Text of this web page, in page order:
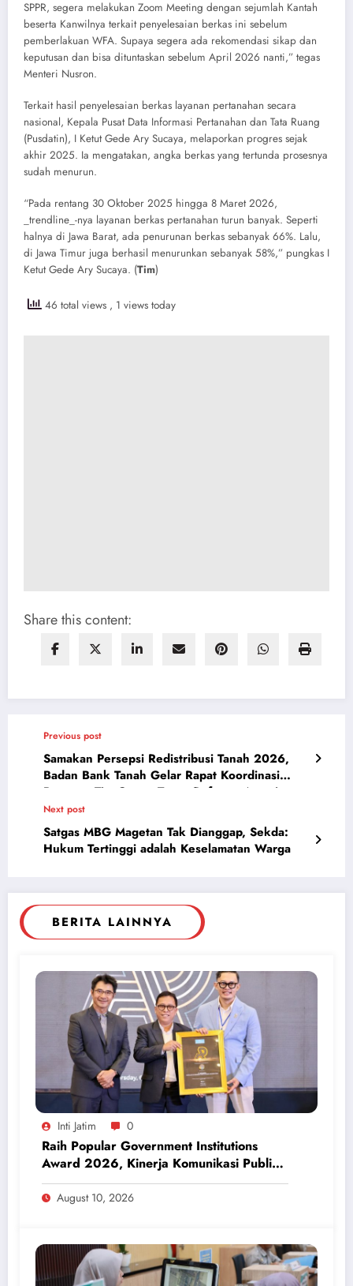
SPPR, segera melakukan Zoom Meeting dengan sejumlah Kantah
beserta Kanwilnya terkait penyelesaian berkas ini sebelum
pemberlakuan WFA. Supaya segera ada rekomendasi sikap dan
keputusan dan bisa dituntaskan sebelum April 2026 nanti,” tegas
Menteri Nusron.
Terkait hasil penyelesaian berkas layanan pertanahan secara
nasional, Kepala Pusat Data Informasi Pertanahan dan Tata Ruang
(Pusdatin), I Ketut Gede Ary Sucaya, melaporkan progres sejak
akhir 2025. Ia mengatakan, angka berkas yang tertunda prosesnya
sudah menurun.
“Pada rentang 30 Oktober 2025 hingga 8 Maret 2026,
_trendline_-nya layanan berkas pertanahan turun banyak. Seperti
halnya di Jawa Barat, ada penurunan berkas sebanyak 66%. Lalu,
di Jawa Timur juga berhasil menurunkan sebanyak 58%,” pungkas I
Ketut Gede Ary Sucaya. (Tim)
46 total views , 1 views today
Share this content:
Previous post
Samakan Persepsi Redistribusi Tanah 2026,
Badan Bank Tanah Gelar Rapat Koordinasi
Bersama Tim Gugus Tugas Reforma Agraria
Ngawi
Next post
Satgas MBG Magetan Tak Dianggap, Sekda:
Hukum Tertinggi adalah Keselamatan Warga
BERITA LAINNYA
Inti Jatim 0
Raih Popular Government Institutions
Award 2026, Kinerja Komunikasi Publik
Kementerian ATR/BPN Kembali Diakui
August 10, 2026